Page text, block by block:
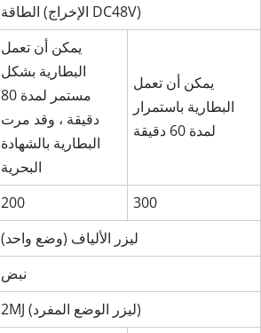
الطاقة (الإخراج DC48V)
يمكن أن تعمل
البطارية بشكل
مستمر لمدة 80
دقيقة ، وقد مرت
البطارية بالشهادة
البحرية
يمكن أن تعمل
البطارية باستمرار
لمدة 60 دقيقة
200
300
ليزر الألياف (وضع واحد)
نبض
2MJ (ليزر الوضع المفرد)